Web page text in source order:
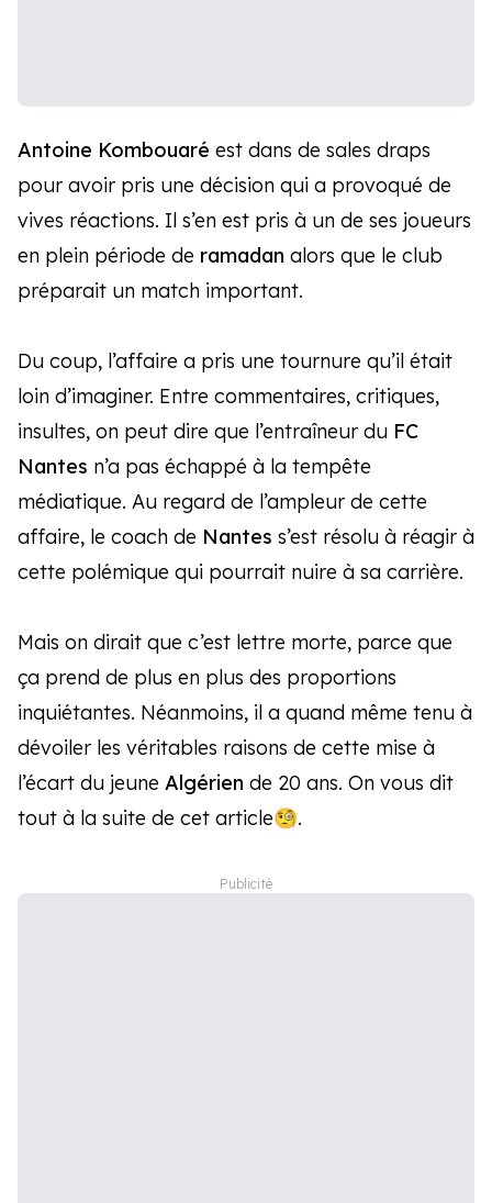
Antoine Kombouaré est dans de sales draps
pour avoir pris une décision qui a provoqué de
vives réactions. Il s’en est pris à un de ses joueurs
en plein période de ramadan alors que le club
préparait un match important.
Du coup, l’affaire a pris une tournure qu’il était
loin d’imaginer. Entre commentaires, critiques,
insultes, on peut dire que l’entraîneur du FC
Nantes n’a pas échappé à la tempête
médiatique. Au regard de l’ampleur de cette
affaire, le coach de Nantes s’est résolu à réagir à
cette polémique qui pourrait nuire à sa carrière.
Mais on dirait que c’est lettre morte, parce que
ça prend de plus en plus des proportions
inquiétantes. Néanmoins, il a quand même tenu à
dévoiler les véritables raisons de cette mise à
l’écart du jeune Algérien de 20 ans. On vous dit
tout à la suite de cet article🧐.